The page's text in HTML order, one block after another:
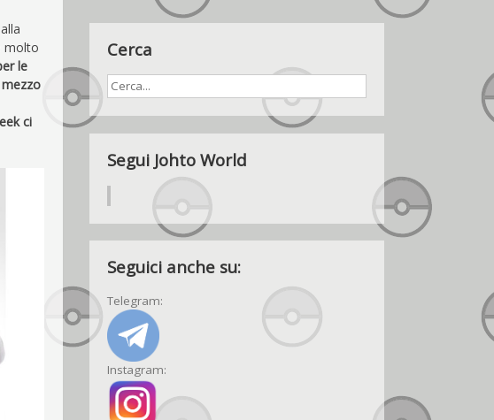
molto
le
ci
Cerca
Segui Johto World
Seguici anche su:
Telegram:
Instagram: